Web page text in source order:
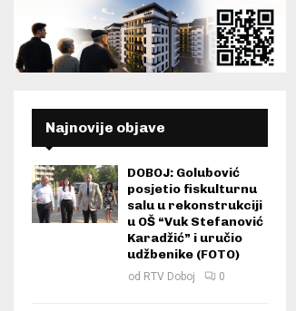
Najnovije objave
DOBOJ: Golubović
posjetio fiskulturnu
salu u rekonstrukciji
u OŠ “Vuk Stefanović
Karadžić” i uručio
udžbenike (FOTO)
od RTV Doboj 0